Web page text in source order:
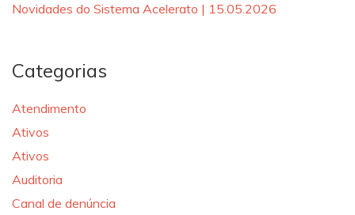
Novidades do Sistema Acelerato | 15.05.2026
Categorias
Atendimento
Ativos
Ativos
Auditoria
Canal de denúncia